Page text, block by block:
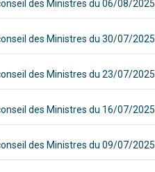
des Ministres du 06/08/2025
des Ministres du 30/07/2025
des Ministres du 23/07/2025
des Ministres du 16/07/2025
des Ministres du 09/07/2025